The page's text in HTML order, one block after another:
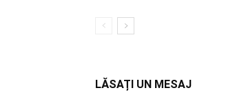
LĂSAȚI UN MESAJ